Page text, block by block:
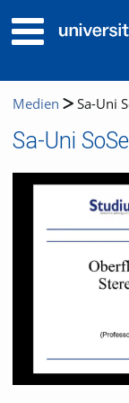
Medien Sa-Uni
Sa-Uni